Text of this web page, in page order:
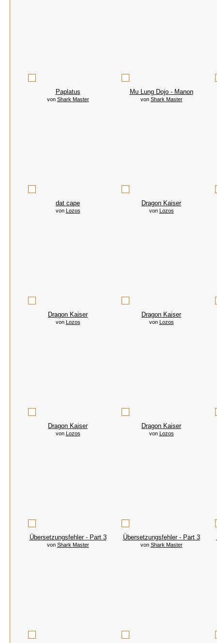
Paplatus
von Shark Master
Mu Lung Dojo - Manon
von Shark Master
dat cape
von Lozos
Dragon Kaiser
von Lozos
Dragon Kaiser
von Lozos
Dragon Kaiser
von Lozos
Dragon Kaiser
von Lozos
Dragon Kaiser
von Lozos
Übersetzungsfehler - Part 3
von Shark Master
Übersetzungsfehler - Part 3
von Shark Master